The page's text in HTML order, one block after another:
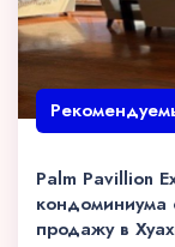
Palm Pavillion
продажу в